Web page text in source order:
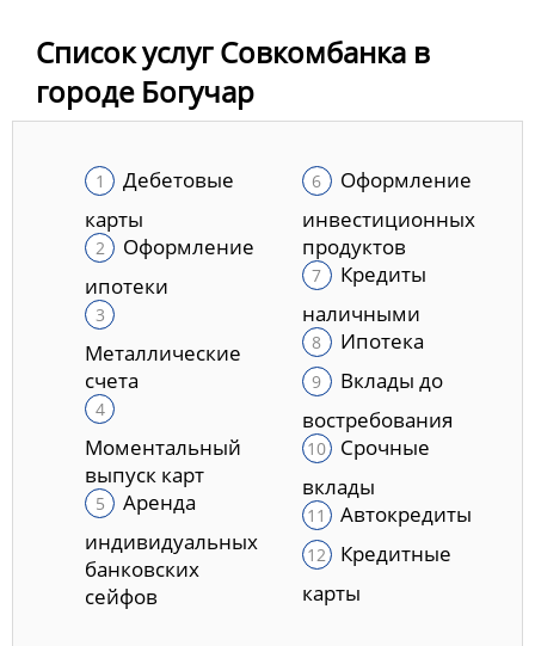
Список услуг Совкомбанка в
городе Богучар
Дебетовые
карты
Оформление
ипотеки
Металлические
счета
Моментальный
выпуск карт
Аренда
индивидуальных
банковских
сейфов
Оформление
инвестиционных
продуктов
Кредиты
наличными
Ипотека
Вклады до
востребования
Срочные
вклады
Автокредиты
Кредитные
карты